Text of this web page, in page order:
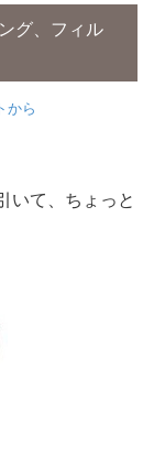
グ、フィル
から
いて、ちょっと